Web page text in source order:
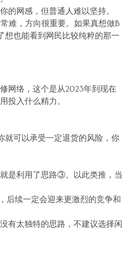
的网感，但普通人难以坚持。
难，方向很重要。如果真想做B
想也能看到网民比较纯粹的那一
网络，这个是从2023年到现在
投入什么精力。
就可以承受一定退货的风险，你
是利用了思路③。以此类推，当
后续一定会迎来更激烈的竞争和
有太独特的思路，不建议选择闲